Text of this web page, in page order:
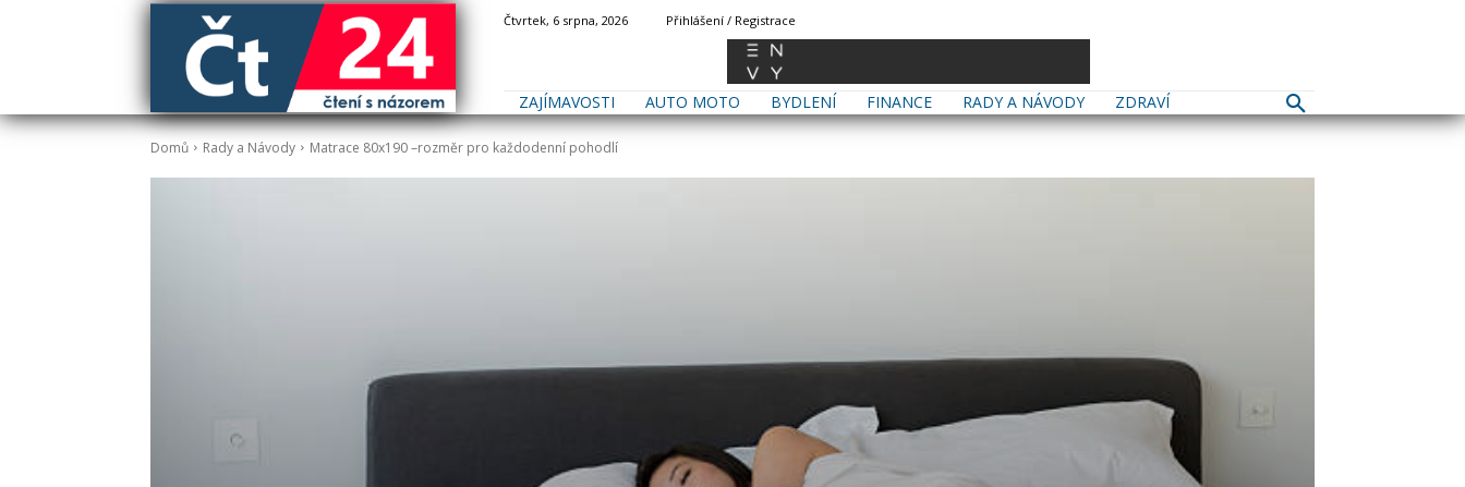
Čtvrtek, 6 srpna, 2026 Přihlášení / Registrace
ZAJÍMAVOSTI AUTO MOTO BYDLENÍ FINANCE RADY A NÁVODY ZDRAVÍ
Domů Rady a Návody Matrace 80x190 –rozměr pro každodenní pohodlí